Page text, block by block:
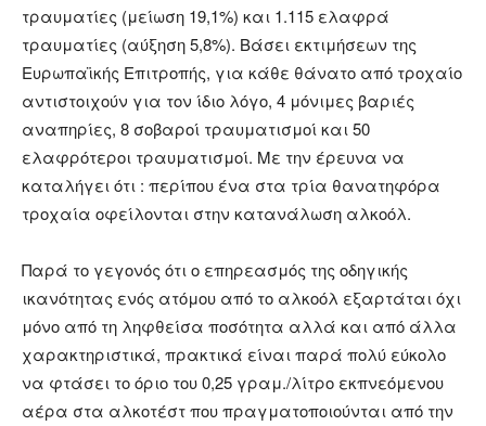
τραυματίες (μείωση 19,1%) και 1.115 ελαφρά
τραυματίες (αύξηση 5,8%). Βάσει εκτιμήσεων της
Ευρωπαϊκής Επιτροπής, για κάθε θάνατο από τροχαίο
αντιστοιχούν για τον ίδιο λόγο, 4 μόνιμες βαριές
αναπηρίες, 8 σοβαροί τραυματισμοί και 50
ελαφρότεροι τραυματισμοί. Με την έρευνα να
καταλήγει ότι : περίπου ένα στα τρία θανατηφόρα
τροχαία οφείλονται στην κατανάλωση αλκοόλ.
Παρά το γεγονός ότι ο επηρεασμός της οδηγικής
ικανότητας ενός ατόμου από το αλκοόλ εξαρτάται όχι
μόνο από τη ληφθείσα ποσότητα αλλά και από άλλα
χαρακτηριστικά, πρακτικά είναι παρά πολύ εύκολο
να φτάσει το όριο του 0,25 γραμ./λίτρο εκπνεόμενου
αέρα στα αλκοτέστ που πραγματοποιούνται από την